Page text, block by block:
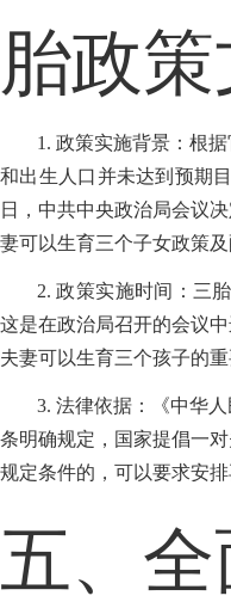
胎政
1. 政策实施背景：根
和出生人口并未达到预期
日，中共中央政治局会议
妻可以生育三个子女政策及
2. 政策实施时间：三
这是在政治局召开的会议
夫妻可以生育三个孩子的重
3. 法律依据：《中华
条明确规定，国家提倡一
规定条件的，可以要求安排
五、